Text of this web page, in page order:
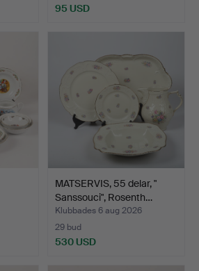
95 USD
MATSERVIS, 55 delar, "
Sanssouci", Rosenth…
Klubbades 6 aug 2026
29 bud
530 USD